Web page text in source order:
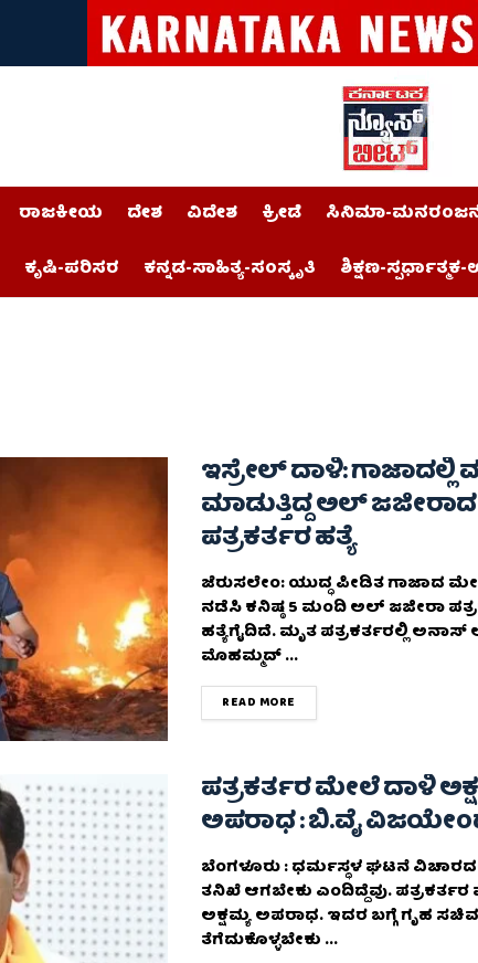
ರಾಜಕೀಯ ದೇಶ ವಿದೇಶ ಕ್ರೀಡೆ ಸಿನಿಮಾ-
ಕೃಷಿ-ಪರಿಸರ ಕನ್ನಡ-ಸಾಹಿತ್ಯ-ಸಂಸ್ಕೃತಿ ಶಿಕ್ಷಣ-
ಇಸ್ರೇಲ್ ದಾಳಿ: ಗಾಜಾದಲ್ಲಿ
ಮಾಡುತ್ತಿದ್ದ ಅಲ್ ಜಜೀರಾದ
ಪತ್ರಕರ್ತರ ಹತ್ಯೆ
ಜೆರುಸಲೇಂ: ಯುದ್ಧ ಪೀಡಿತ ಗಾಜಾದ
ನಡೆಸಿ ಕನಿಷ್ಠ 5 ಮಂದಿ ಅಲ್ ಜಜೀರಾ
ಹತ್ಯೆಗೈದಿದೆ. ಮೃತ ಪತ್ರಕರ್ತರಲ್ಲಿ
ಮೊಹಮ್ಮದ್ ...
READ MORE
ಪತ್ರಕರ್ತರ ಮೇಲೆ ದಾಳಿ
ಅಪರಾಧ : ಬಿ.ವೈ
ಬೆಂಗಳೂರು : ಧರ್ಮಸ್ಥಳ ಘಟನೆ
ತನಿಖೆ ಆಗಬೇಕು ಎಂದಿದ್ದೆವು.
ಅಕ್ಷಮ್ಯ ಅಪರಾಧ. ಇದರ ಬಗ್ಗೆ ಗೃಹ
ತೆಗೆದುಕೊಳ್ಳಬೇಕು ...